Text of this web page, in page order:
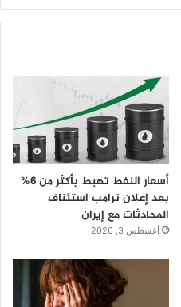
أسعار النفط تهبط بأكثر من 6%
بعد إعلان ترامب استئناف
المحادثات مع إيران
أغسطس 3, 2026